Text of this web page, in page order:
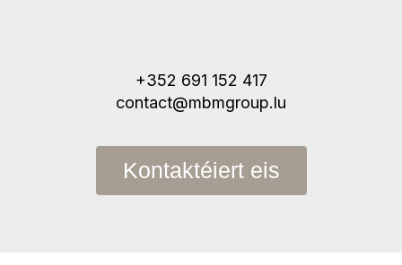
+352 691 152 417
contact@mbmgroup.lu
Kontaktéiert eis